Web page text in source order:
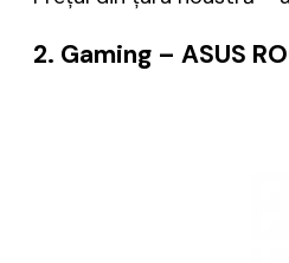
2. Gaming – ASUS